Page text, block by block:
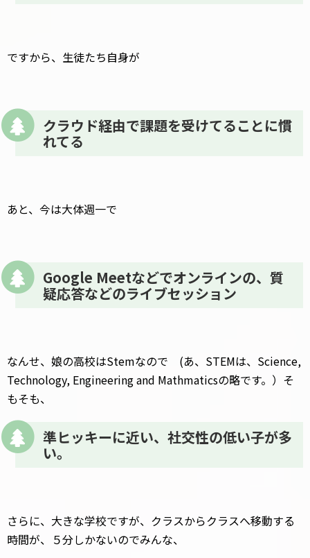
ですから、生徒たち自身が
クラウド経由で課題を受けてることに慣
れてる
あと、今は大体週一で
Google Meetなどでオンラインの、質
疑応答などのライブセッション
なんせ、娘の高校はStemなので (あ、STEMは、Science,
Technology, Engineering and Mathmaticsの略です。）そ
もそも、
準ヒッキーに近い、社交性の低い子が多
い。
さらに、大きな学校ですが、クラスからクラスへ移動する
時間が、５分しかないのでみんな、